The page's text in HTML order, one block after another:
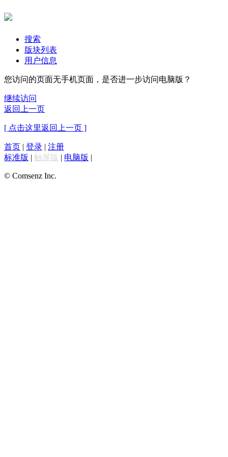
搜索
版块列表
用户信息
您访问的页面无手机页面，是否进一步访问电脑版？
继续访问
返回上一页
[ 点击这里返回上一页 ]
首页 | 登录 | 注册
标准版 | 触屏版 | 电脑版 |
© Comsenz Inc.